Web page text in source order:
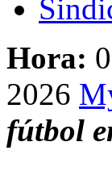
Hora:
2026
fútbol